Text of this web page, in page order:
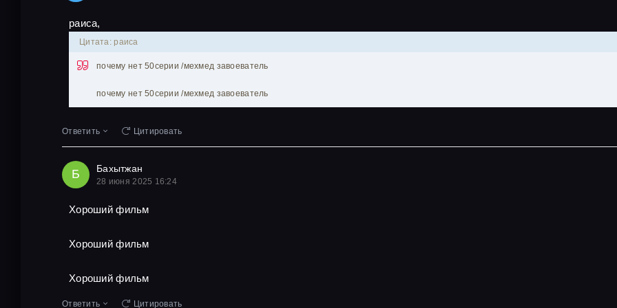
раиса,
Цитата: раиса
почему нет 50серии /мехмед завоеватель
почему нет 50серии /мехмед завоеватель
Ответить Цитировать
Б Бахытжан
28 июня 2025 16:24
Хороший фильм
Хороший фильм
Хороший фильм
Ответить Цитировать